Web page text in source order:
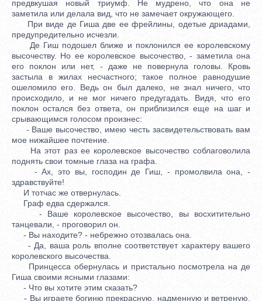
предвкушая новый триумф. Не мудрено, что она не
заметила или делала вид, что не замечает окружающего.
При виде де Гиша две ее фрейлины, одетые дриадами,
предупредительно исчезли.
Де Гиш подошел ближе и поклонился ее королевскому
высочеству. Но ее королевское высочество, - заметила она
его поклон или нет, - даже не повернула головы. Кровь
застыла в жилах несчастного; такое полное равнодушие
ошеломило его. Ведь он был далеко, не знал ничего, что
происходило, и не мог ничего предугадать. Видя, что его
поклон остался без ответа, он приблизился еще на шаг и
срывающимся голосом произнес:
- Ваше высочество, имею честь засвидетельствовать вам
мое нижайшее почтение.
На этот раз ее королевское высочество соблаговолила
поднять свои томные глаза на графа.
- Ах, это вы, господин де Гиш, - промолвила она, -
здравствуйте!
И тотчас же отвернулась.
Граф едва сдержался.
- Ваше королевское высочество, вы восхитительно
танцевали, - проговорил он.
- Вы находите? - небрежно отозвалась она.
- Да, ваша роль вполне соответствует характеру вашего
королевского высочества.
Принцесса обернулась и пристально посмотрела на де
Гиша своими ясными глазами:
- Что вы хотите этим сказать?
- Вы играете богиню прекрасную, надменную и ветреную,